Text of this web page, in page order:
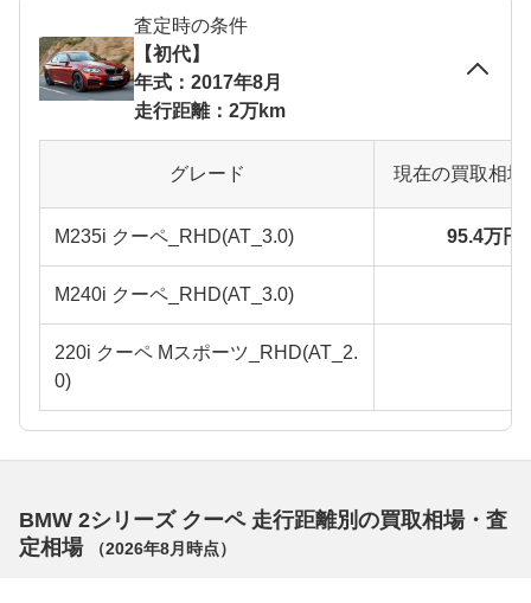
査定時の条件
【初代】
年式：2017年8月
走行距離：2万km
グレード 現在の買取相
M235i クーペ_RHD(AT_3.0) 95.4万円
M240i クーペ_RHD(AT_3.0)
220i クーペ Mスポーツ_RHD(AT_2.
0)
BMW 2シリーズ クーペ 走行距離別の買取相場・査
定相場
（2026年8月 時点）